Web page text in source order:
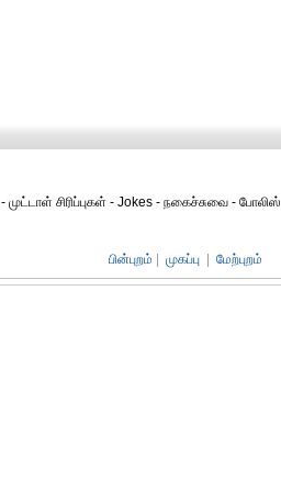
முட்டாள் சிரிப்புகள் - Jokes - நகைச்சுவை - போலிஸ்
பின்புறம் முகப்பு மேற்புறம்